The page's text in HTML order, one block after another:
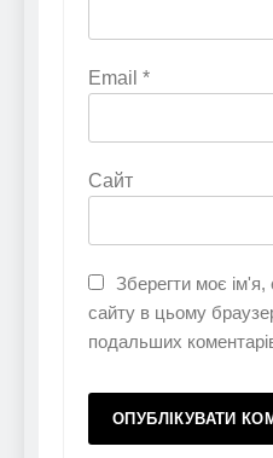
Email *
Сайт
Зберегти моє
сайту в цьому
подальших